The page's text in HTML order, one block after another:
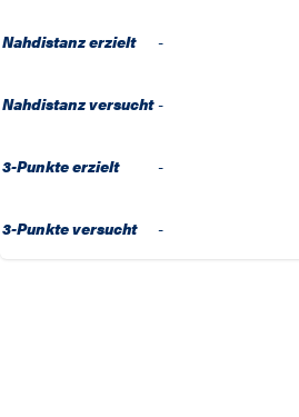
Nahdistanz erzielt -
Nahdistanz versucht -
3-Punkte erzielt -
3-Punkte versucht -